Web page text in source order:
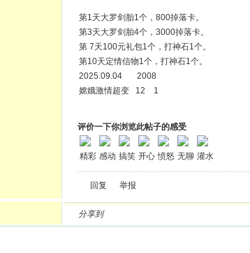
第1天大罗剑胎1个，800掉落卡。
第3天大罗剑胎4个，3000掉落卡。
第 7天100元礼包1个，打神石1个。
第10天定情信物1个，打神石1个。
2025.09.04 2008
嫦娥激情超变 12 1
评价一下你浏览此帖子的感受
精彩 感动 搞笑 开心 愤怒 无聊 灌水
回复 举报
分享到